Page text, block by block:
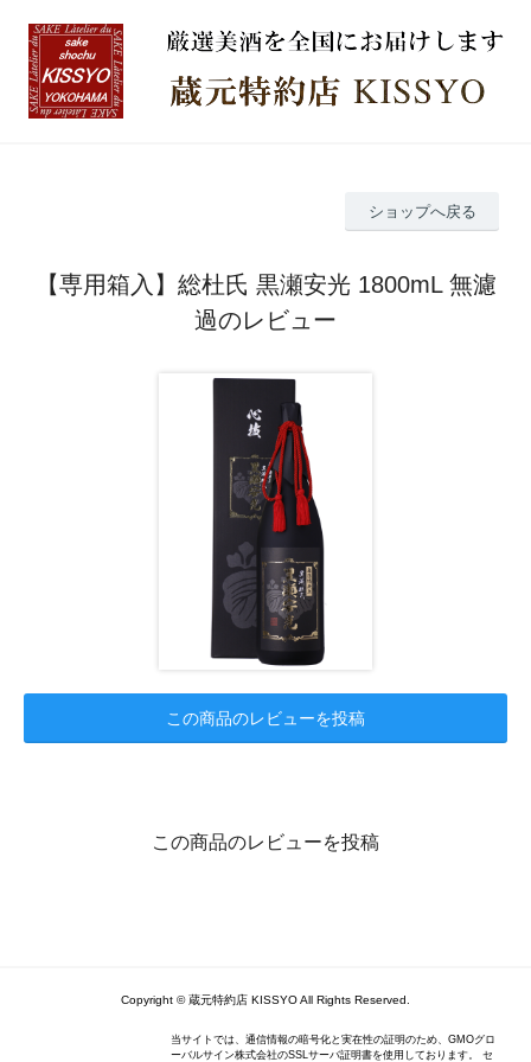
ショップへ戻る
【専用箱入】総杜氏 黒瀬安光 1800mL 無濾
過のレビュー
この商品のレビューを投稿
この商品のレビューを投稿
Copyright © 蔵元特約店 KISSYO All Rights Reserved.
当サイトでは、通信情報の暗号化と実在性の証明のため、GMOグロ
ーバルサイン株式会社のSSLサーバ証明書を使用しております。 セ